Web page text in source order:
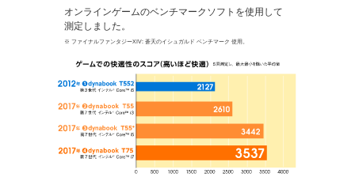
オンラインゲームのベンチマークソフトを使用して
測定しました。
※ ファイナルファンタジーXIV: 蒼天のイシュガルド ベンチマーク 使用。